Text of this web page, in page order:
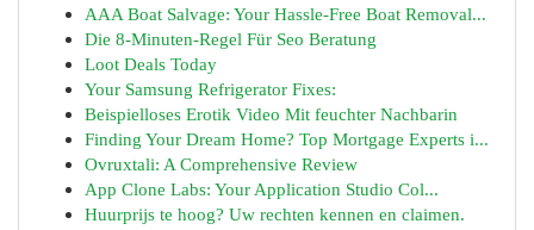
AAA Boat Salvage: Your Hassle-Free Boat Removal...
Die 8-Minuten-Regel Für Seo Beratung
Loot Deals Today
Your Samsung Refrigerator Fixes:
Beispielloses Erotik Video Mit feuchter Nachbarin
Finding Your Dream Home? Top Mortgage Experts i...
Ovruxtali: A Comprehensive Review
App Clone Labs: Your Application Studio Col...
Huurprijs te hoog? Uw rechten kennen en claimen.